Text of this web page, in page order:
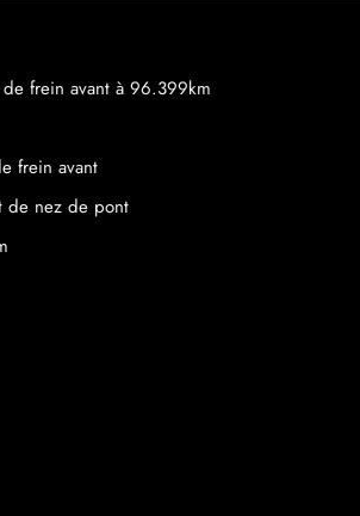
frein avant à 96.399km
frein avant
de nez de pont